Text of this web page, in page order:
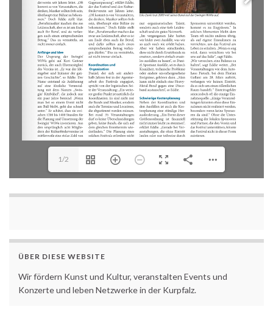
1/2
ÜBER DIESE WEBSITE
Wir fördern Kunst und Kultur, veranstalten Events und
Konzerte und leben Netzwerke in der Kurpfalz.